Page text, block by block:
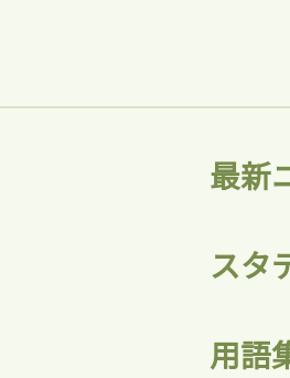
最新
スタ
用語